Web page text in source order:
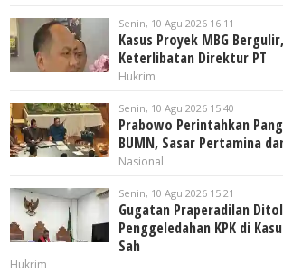
Senin, 10 Agu 2026 16:11
Kasus Proyek MBG
Keterlibatan Direktur PT
Hukrim
Senin, 10 Agu 2026 15:40
Prabowo Perintahkan
BUMN, Sasar Pertamina
Nasional
Senin, 10 Agu 2026 15:21
Gugatan Praperadilan
Penggeledahan KPK di
Sah
Hukrim